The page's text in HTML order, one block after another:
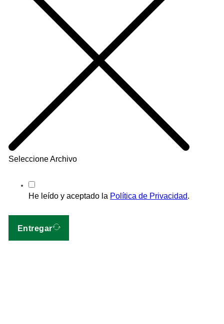
Seleccione Archivo
He leído y aceptado la Política de Privacidad.
Entregar